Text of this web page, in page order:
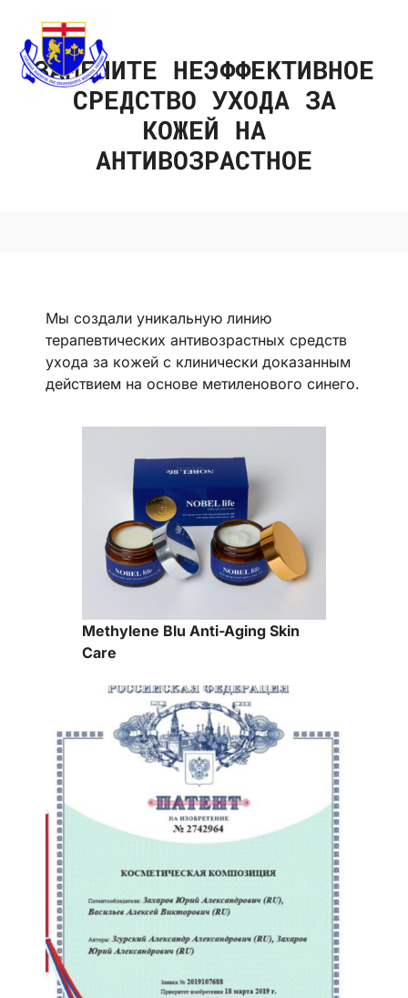
ЗАМЕНИТЕ НЕЭФФЕКТИВНОЕ
СРЕДСТВО УХОДА ЗА
КОЖЕЙ НА
АНТИВОЗРАСТНОЕ
Мы создали уникальную линию
терапевтических антивозрастных средств
ухода за кожей с клинически доказанным
действием на основе метиленового синего.
Methylene Blu Anti-Aging Skin
Care